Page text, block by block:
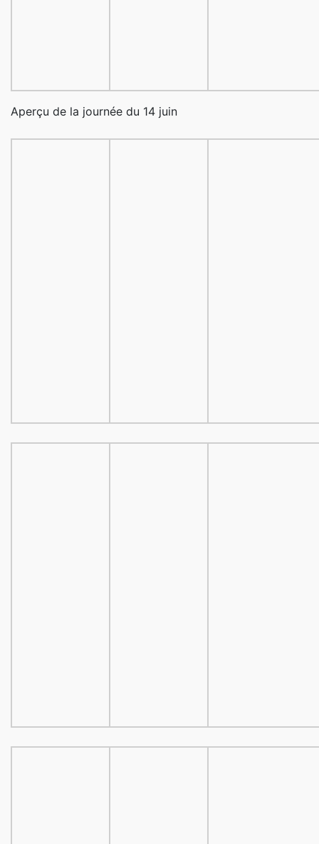
Aperçu de la journée du 14 juin